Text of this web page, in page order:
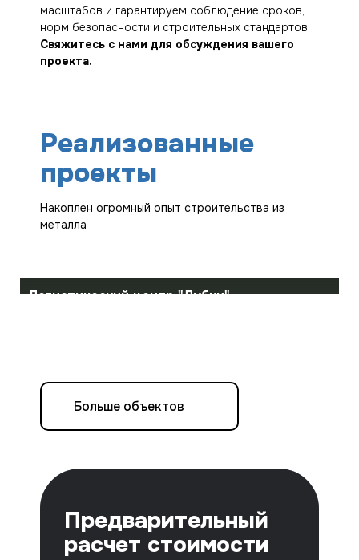
масштабов и гарантируем соблюдение сроков,
норм безопасности и строительных стандартов.
Свяжитесь с нами для обсуждения вашего
проекта.
Реализованные
проекты
Накоплен огромный опыт строительства из
металла
Логистический центр "Дубки"
Больше объектов
Предварительный
расчет стоимости